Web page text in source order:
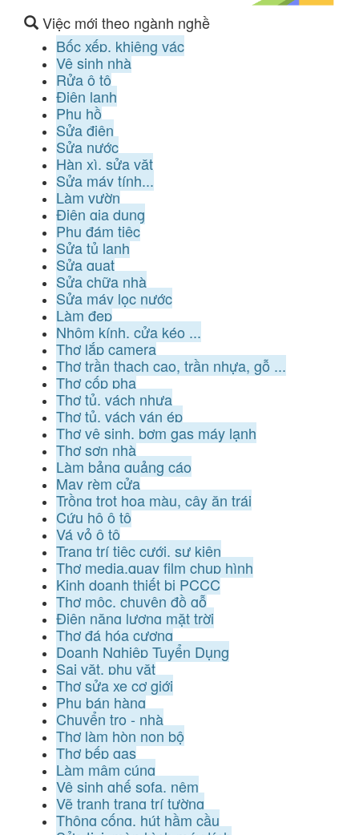
Việc mới theo ngành nghề
Bốc xếp, khiêng vác
Vệ sinh nhà
Rửa ô tô
Điện lạnh
Phụ hồ
Sửa điện
Sửa nước
Hàn xì, sửa vặt
Sửa máy tính...
Làm vườn
Điện gia dụng
Phụ đám tiệc
Sửa tủ lạnh
Sửa quạt
Sửa chữa nhà
Sửa máy lọc nước
Làm đẹp
Nhôm kính, cửa kéo ...
Thợ lắp camera
Thợ trần thạch cao, trần nhựa, gỗ ...
Thợ cốp pha
Thợ tủ, vách nhựa
Thợ tủ, vách ván ép
Thợ vệ sinh, bơm gas máy lạnh
Thợ sơn nhà
Làm bảng quảng cáo
May rèm cửa
Trồng trọt hoa màu, cây ăn trái
Cứu hộ ô tô
Vá vỏ ô tô
Trang trí tiệc cưới, sự kiện
Thợ media,quay film chụp hình
Kinh doanh thiết bị PCCC
Thợ mộc, chuyên đồ gỗ
Điện năng lượng mặt trời
Thợ đá hóa cương
Doanh Nghiệp Tuyển Dụng
Sai vặt, phụ vặt
Thợ sửa xe cơ giới
Phụ bán hàng
Chuyển trọ - nhà
Thợ làm hòn non bộ
Thợ bếp gas
Làm mâm cúng
Vệ sinh ghế sofa, nệm
Vẽ tranh trang trí tường
Thông cống, hút hầm cầu